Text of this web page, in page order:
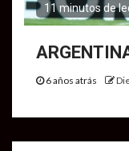
11 minutos de
6 años atrás